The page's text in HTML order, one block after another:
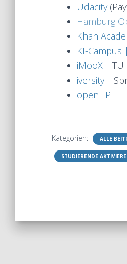
Udacity
Hamburg
Khan
KI-
iMooX – TU
iversity –
openHPI
Kategorien: ALLE
STUDIERENDE